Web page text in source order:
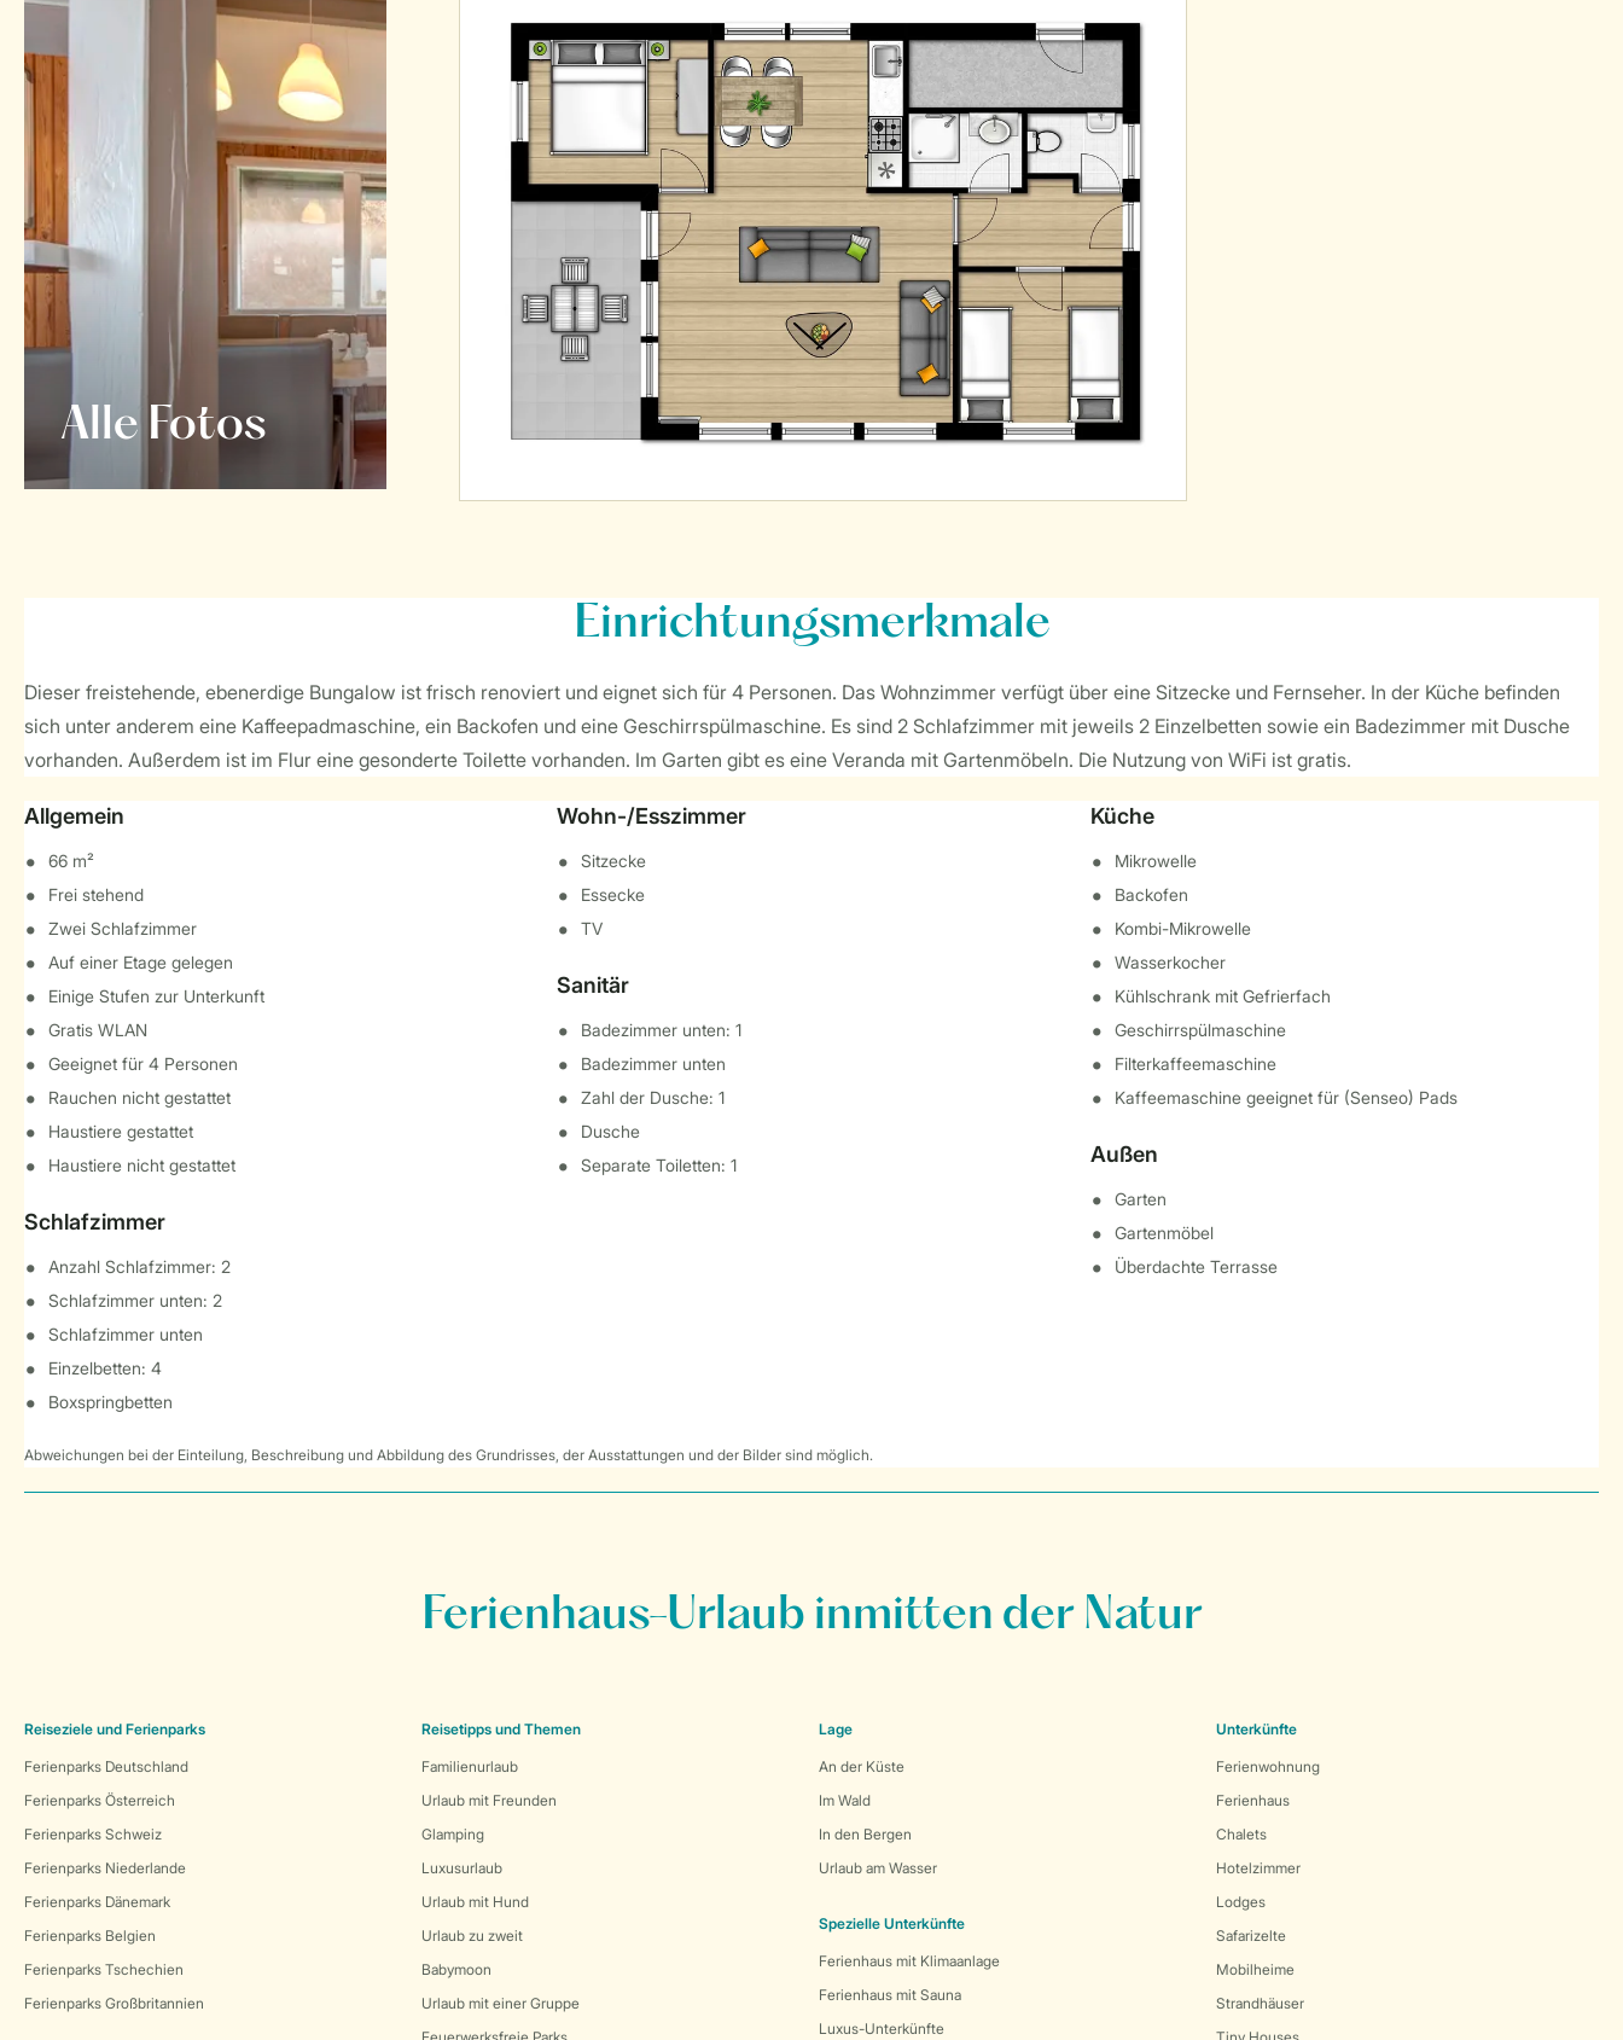
Alle Fotos
Einrichtungsmerkmale
Dieser freistehende, ebenerdige Bungalow ist frisch renoviert und eignet sich für 4 Personen. Das Wohnzimmer verfügt über eine Sitzecke und Fernseher. In der Küche befinden
sich unter anderem eine Kaffeepadmaschine, ein Backofen und eine Geschirrspülmaschine. Es sind 2 Schlafzimmer mit jeweils 2 Einzelbetten sowie ein Badezimmer mit Dusche
vorhanden. Außerdem ist im Flur eine gesonderte Toilette vorhanden. Im Garten gibt es eine Veranda mit Gartenmöbeln. Die Nutzung von WiFi ist gratis.
Allgemein
66 m²
Frei stehend
Zwei Schlafzimmer
Auf einer Etage gelegen
Einige Stufen zur Unterkunft
Gratis WLAN
Geeignet für 4 Personen
Rauchen nicht gestattet
Haustiere gestattet
Haustiere nicht gestattet
Schlafzimmer
Anzahl Schlafzimmer: 2
Schlafzimmer unten: 2
Schlafzimmer unten
Einzelbetten: 4
Boxspringbetten
Wohn-/Esszimmer
Sitzecke
Essecke
TV
Sanitär
Badezimmer unten: 1
Badezimmer unten
Zahl der Dusche: 1
Dusche
Separate Toiletten: 1
Küche
Mikrowelle
Backofen
Kombi-Mikrowelle
Wasserkocher
Kühlschrank mit Gefrierfach
Geschirrspülmaschine
Filterkaffeemaschine
Kaffeemaschine geeignet für (Senseo) Pads
Außen
Garten
Gartenmöbel
Überdachte Terrasse
Abweichungen bei der Einteilung, Beschreibung und Abbildung des Grundrisses, der Ausstattungen und der Bilder sind möglich.
Ferienhaus-Urlaub inmitten der Natur
Reiseziele und Ferienparks
Ferienparks Deutschland
Ferienparks Österreich
Ferienparks Schweiz
Ferienparks Niederlande
Ferienparks Dänemark
Ferienparks Belgien
Ferienparks Tschechien
Ferienparks Großbritannien
Reisetipps und Themen
Familienurlaub
Urlaub mit Freunden
Glamping
Luxusurlaub
Urlaub mit Hund
Urlaub zu zweit
Babymoon
Urlaub mit einer Gruppe
Lage
An der Küste
Im Wald
In den Bergen
Urlaub am Wasser
Spezielle Unterkünfte
Ferienhaus mit Klimaanlage
Ferienhaus mit Sauna
Luxus-Unterkünfte
Unterkünfte
Ferienwohnung
Ferienhaus
Chalets
Hotelzimmer
Lodges
Safarizelte
Mobilheime
Strandhäuser